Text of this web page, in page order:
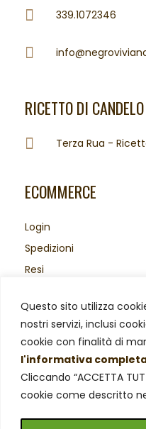
Questo sito utilizza
nostri servizi, inclusi
cookie con finalità di
l'informativa
Cliccando “ACCETTA
cookie come descritto
339.1072346
RICETTO DI CANDELO
Terza Rua -
ECOMMERCE
Login
Spedizioni
Resi
Area Legale
Privacy Policy
Cookie Policy